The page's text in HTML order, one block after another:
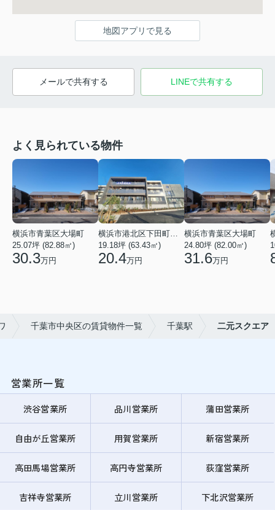
地図アプリで見る
メールで共有する LINEで共有する
よく見られている物件
横浜市青葉区大場町
25.07坪 (82.88㎡)
30.3万円
19.18坪 (63.43㎡)
20.4万円
横浜市青葉区大場町
24.80坪 (82.00㎡)
31.6万円
千葉市中央区の賃貸物件一覧 千葉駅 二元スクエア
営業所一覧
渋谷営業所 品川営業所 蒲田営業所
自由が丘営業所 用賀営業所 新宿営業所
高田馬場営業所 高円寺営業所 荻窪営業所
吉祥寺営業所 立川営業所 下北沢営業所